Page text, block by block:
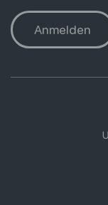
Anmelden